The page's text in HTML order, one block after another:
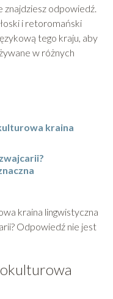
znajdziesz odpowiedź.
i retoromański
tego kraju, aby
w różnych
kraina
kraina lingwistyczna
Odpowiedź nie jest